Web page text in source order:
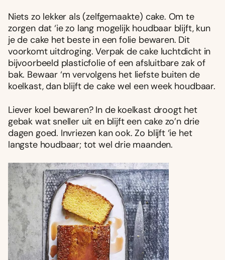
Niets zo lekker als (zelfgemaakte) cake. Om te
zorgen dat ‘ie zo lang mogelijk houdbaar blijft, kun
je de cake het beste in een folie bewaren. Dit
voorkomt uitdroging. Verpak de cake luchtdicht in
bijvoorbeeld plasticfolie of een afsluitbare zak of
bak. Bewaar ‘m vervolgens het liefste buiten de
koelkast, dan blijft de cake wel een week houdbaar.
Liever koel bewaren? In de koelkast droogt het
gebak wat sneller uit en blijft een cake zo’n drie
dagen goed. Invriezen kan ook. Zo blijft ‘ie het
langste houdbaar; tot wel drie maanden.